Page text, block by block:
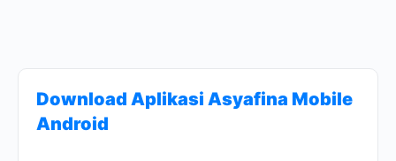
Download Aplikasi Asyafina Mobile
Android